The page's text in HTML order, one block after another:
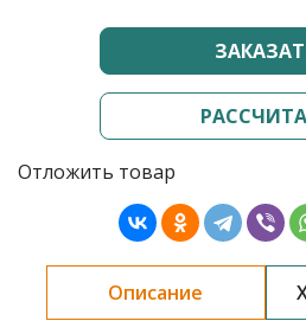
Отложить товар
Описание